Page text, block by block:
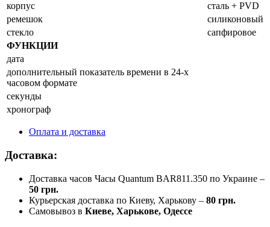
корпус
сталь + PVD
ремешок
силиконовый
стекло
сапфировое
ФУНКЦИИ
дата
дополнительный показатель времени в 24-х
часовом формате
секунды
хронограф
Оплата и доставка
Доставка:
Доставка часов Часы Quantum BAR811.350 по Украине –
50 грн.
Курьерская доставка по Киеву, Харькову – 80 грн.
Самовывоз в Киеве, Харькове, Одессе